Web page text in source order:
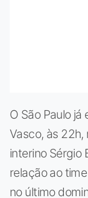
O São Paulo
Vasco, às
interino Sérgio
relação ao
no último